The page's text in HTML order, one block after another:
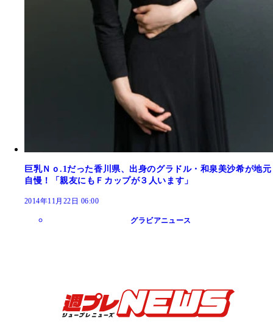
巨乳Ｎｏ.1だった香川県、出身のグラドル・和泉美沙希が地元
自慢！「親友にもＦカップが３人います」
2014年11月22日 06:00
グラビアニュース